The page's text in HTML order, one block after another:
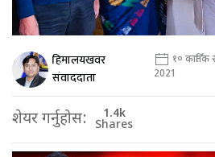
हिमालयखवर
संवाददाता
१०
2021
शेयर गर्नुहोस: 1.4k
Shares